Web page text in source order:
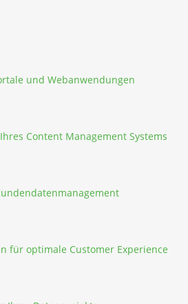
und Webanwendungen
Content Management Systems
für optimale Customer Experience